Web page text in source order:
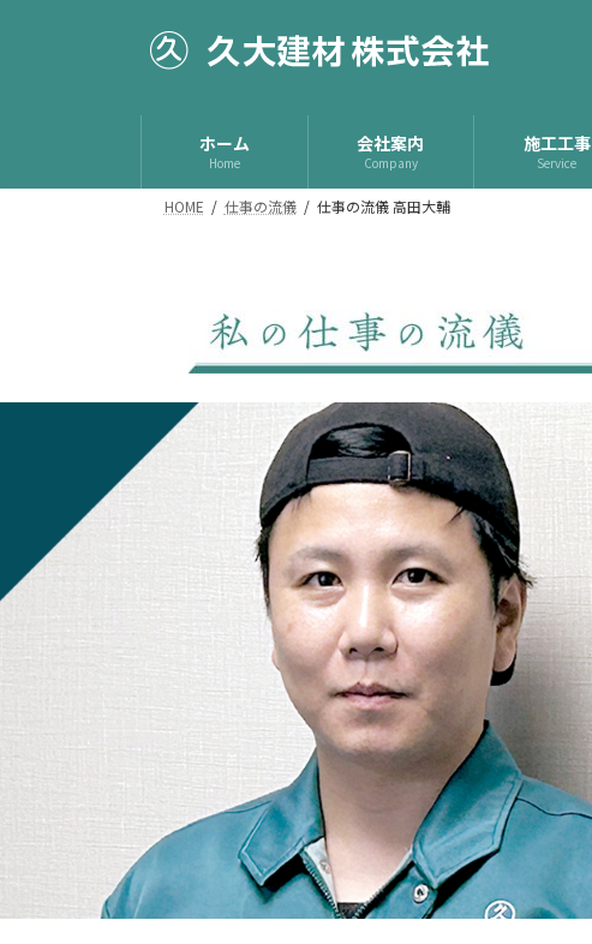
ス
ン
ホーム
Home
会社案内
Company
施工工事
Service
HOME 仕事の流儀 仕事の流儀 高田大輔